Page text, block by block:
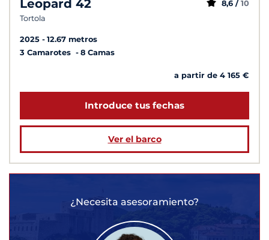
Leopard 42
Tortola
8,6 / 10
2025
12.67 metros
3 Camarotes
8 Camas
a partir de 4 165 €
Introduce tus fechas
Ver el barco
¿Necesita asesoramiento?